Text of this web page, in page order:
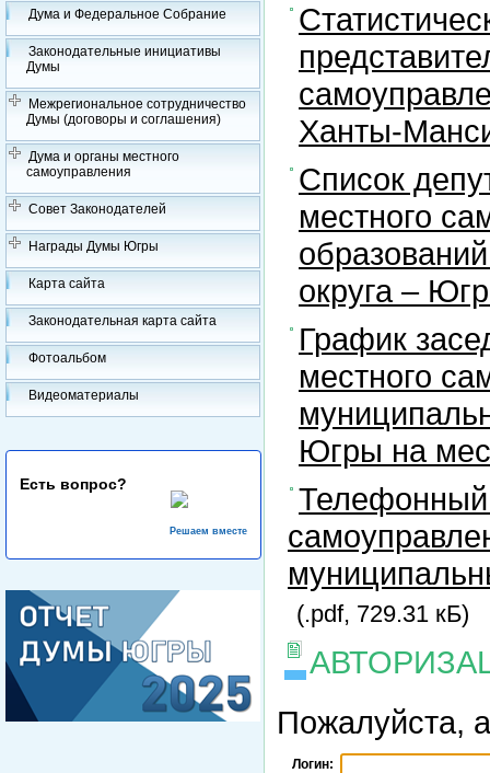
Дума и Федеральное Собрание
Законодательные инициативы
Думы
Межрегиональное сотрудничество
Думы (договоры и соглашения)
Дума и органы местного
самоуправления
Совет Законодателей
Награды Думы Югры
Карта сайта
Законодательная карта сайта
Фотоальбом
Видеоматериалы
Есть вопрос?
Решаем вместе
Ханты-
Список
местного
округа –
График
местного
Югры на
Телефонный
(.pdf, 729.31 кБ)
Пожалуйста,
Логин: